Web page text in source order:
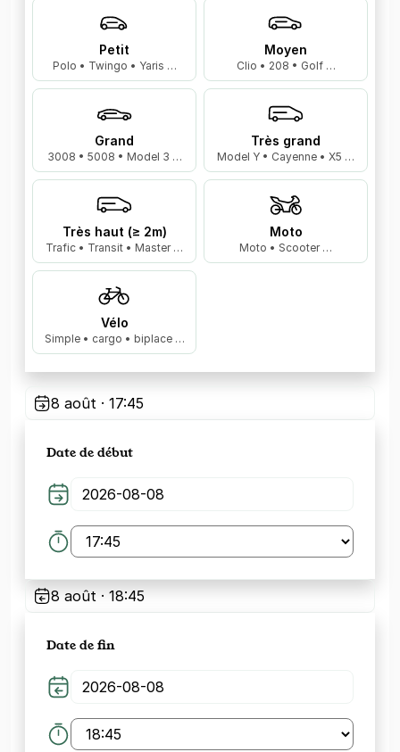
Petit
Polo • Twingo • Yaris …
Moyen
Clio • 208 • Golf …
Grand
3008 • 5008 • Model 3 …
Très grand
Model Y • Cayenne • X5 …
Très haut (≥ 2m)
Trafic • Transit • Master …
Moto
Moto • Scooter …
Vélo
Simple • cargo • biplace …
8 août · 17:45
Date de début
8 août · 18:45
Date de fin